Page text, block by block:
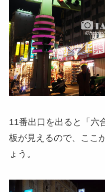
11番出口を出ると「六
板が見えるので、ここ
ょう。